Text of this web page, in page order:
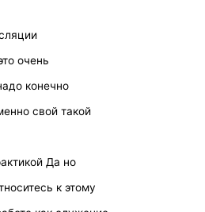
очень
конечно
свой такой
Да но
к этому